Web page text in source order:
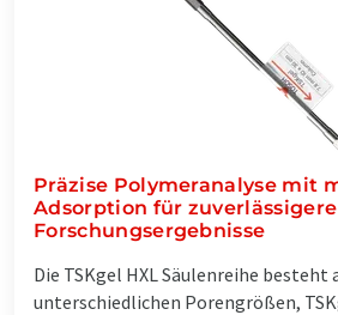
Präzise Polymeranalyse mit
Adsorption für zuverlässigere
Forschungsergebnisse
Die TSKgel HXL Säulenreihe besteht
unterschiedlichen Porengrößen,